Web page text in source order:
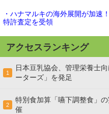
・ハナマルキの海外展開が加速
特許査定を受領
アクセスランキング
1
日本豆乳協会、管理栄養士
ーターズ」を発足
2
特別食加算「嚥下調整食」
催